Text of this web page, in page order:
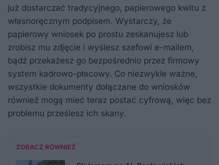
już dostarczać tradycyjnego, papierowego kwitu z
własnoręcznym podpisem. Wystarczy, że
papierowy wniosek po prostu zeskanujesz lub
zrobisz mu zdjęcie i wyślesz szefowi e-mailem,
bądź przekażesz go bezpośrednio przez firmowy
system kadrowo-płacowy. Co niezwykle ważne,
wszystkie dokumenty dołączane do wniosków
również mogą mieć teraz postać cyfrową, więc bez
problemu prześlesz ich skany.
ZOBACZ RÓWNIEŻ